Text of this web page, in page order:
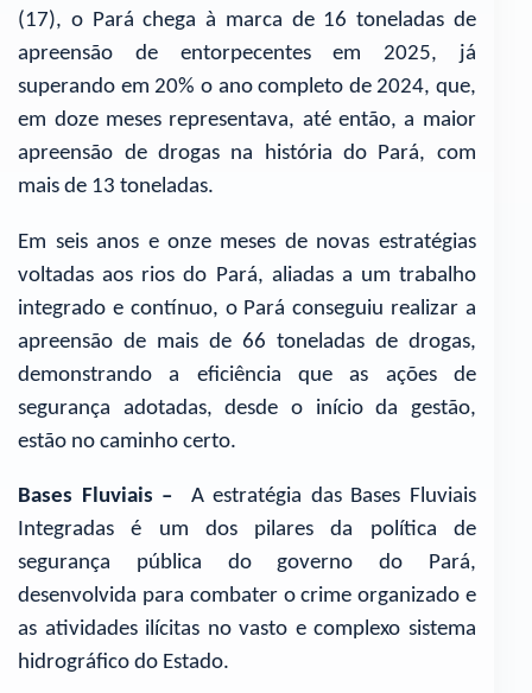
(17), o Pará chega à marca de 16 toneladas de
apreensão de entorpecentes em 2025, já
superando em 20% o ano completo de 2024, que,
em doze meses representava, até então, a maior
apreensão de drogas na história do Pará, com
mais de 13 toneladas.
Em seis anos e onze meses de novas estratégias
voltadas aos rios do Pará, aliadas a um trabalho
integrado e contínuo, o Pará conseguiu realizar a
apreensão de mais de 66 toneladas de drogas,
demonstrando a eficiência que as ações de
segurança adotadas, desde o início da gestão,
estão no caminho certo.
Bases Fluviais –
A estratégia das Bases Fluviais
Integradas é um dos pilares da política de
segurança pública do governo do Pará,
desenvolvida para combater o crime organizado e
as atividades ilícitas no vasto e complexo sistema
hidrográfico do Estado.